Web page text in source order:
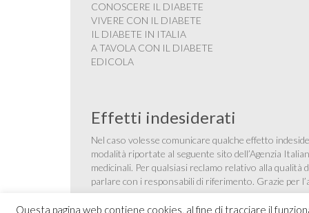
Questa pagina web contiene cookies, al fine di tracciare il
CONOSCERE IL DIABETE
VIVERE CON IL DIABETE
IL DIABETE IN ITALIA
A TAVOLA CON IL DIABETE
EDICOLA
Effetti indesiderati
Nel caso volesse comunicare qualche effetto
modalità riportate al seguente sito dell’Agenzia
medicinali. Per qualsiasi reclamo relativo alla
parlare con i responsabili di riferimento. Grazie per